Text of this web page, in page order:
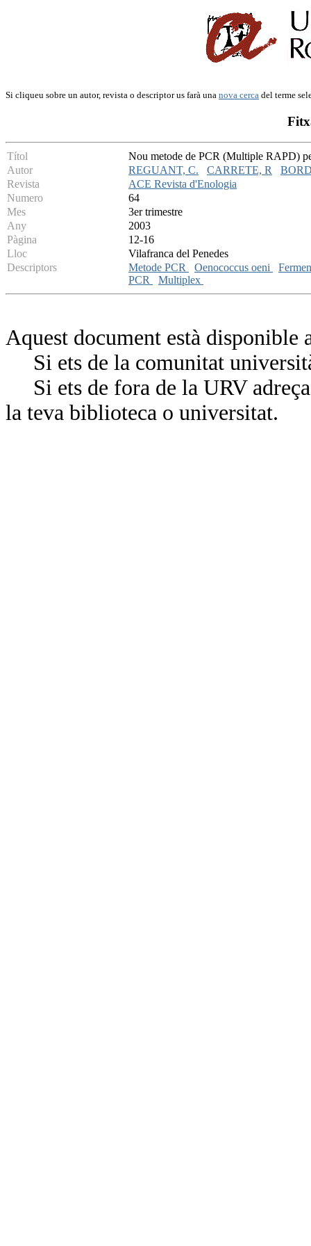
Si cliqueu sobre un autor, revista o descriptor us farà una nova cerca del terme
Títol
Nou metode de PCR (Multiple RAPD)
Autor
REGUANT, C. CARRETE, R
Revista
ACE Revista d'Enologia
Numero
64
Mes
3er trimestre
Any
2003
Pàgina
12-16
Lloc
Vilafranca del Penedes
Descriptors
Metode PCR Oenococcus oeni
PCR
Multiplex
Aquest document està
Si ets de la comunitat
Si ets de fora de la URV
la teva biblioteca o universitat.